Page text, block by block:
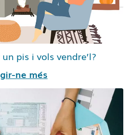
pis i vols vendre’l?
ne més